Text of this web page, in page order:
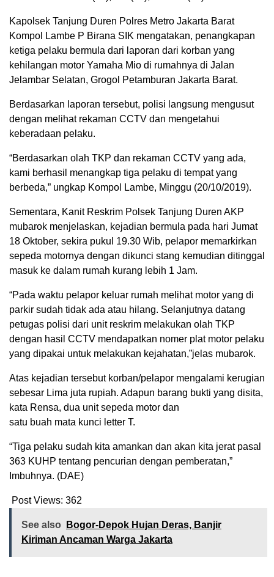
Kapolsek Tanjung Duren Polres Metro Jakarta Barat
Kompol Lambe P Birana SIK mengatakan, penangkapan
ketiga pelaku bermula dari laporan dari korban yang
kehilangan motor Yamaha Mio di rumahnya di Jalan
Jelambar Selatan, Grogol Petamburan Jakarta Barat.
Berdasarkan laporan tersebut, polisi langsung mengusut
dengan melihat rekaman CCTV dan mengetahui
keberadaan pelaku.
“Berdasarkan olah TKP dan rekaman CCTV yang ada,
kami berhasil menangkap tiga pelaku di tempat yang
berbeda,” ungkap Kompol Lambe, Minggu (20/10/2019).
Sementara, Kanit Reskrim Polsek Tanjung Duren AKP
mubarok menjelaskan, kejadian bermula pada hari Jumat
18 Oktober, sekira pukul 19.30 Wib, pelapor memarkirkan
sepeda motornya dengan dikunci stang kemudian ditinggal
masuk ke dalam rumah kurang lebih 1 Jam.
“Pada waktu pelapor keluar rumah melihat motor yang di
parkir sudah tidak ada atau hilang. Selanjutnya datang
petugas polisi dari unit reskrim melakukan olah TKP
dengan hasil CCTV mendapatkan nomer plat motor pelaku
yang dipakai untuk melakukan kejahatan,”jelas mubarok.
Atas kejadian tersebut korban/pelapor mengalami kerugian
sebesar Lima juta rupiah. Adapun barang bukti yang disita,
kata Rensa, dua unit sepeda motor dan
satu buah mata kunci letter T.
“Tiga pelaku sudah kita amankan dan akan kita jerat pasal
363 KUHP tentang pencurian dengan pemberatan,”
Imbuhnya. (DAE)
Post Views: 362
See also
Bogor-Depok Hujan Deras, Banjir
Kiriman Ancaman Warga Jakarta